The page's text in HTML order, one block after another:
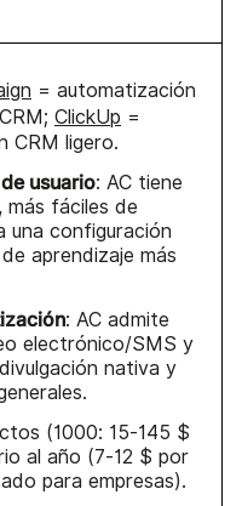
= automatización
ClickUp =
CRM ligero.
usuario: AC tiene
más fáciles de
una configuración
aprendizaje más
: AC admite
electrónico/SMS y
nativa y
(1000: 15-145 $
al año (7-12 $ por
para empresas).